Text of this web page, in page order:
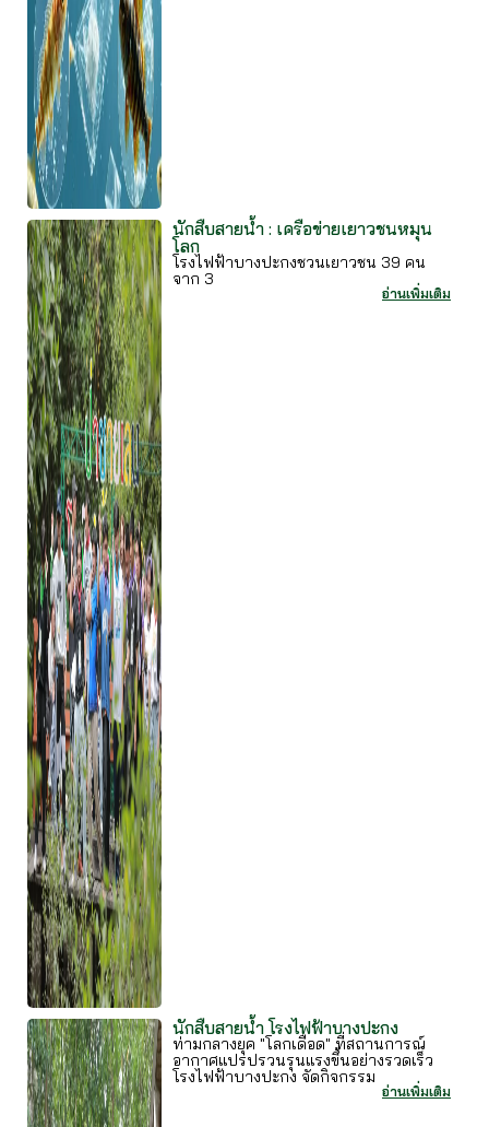
นักสืบสายน้ำ : เครือข่ายเยาวชนหมุน
โลก
โรงไฟฟ้าบางปะกงชวนเยาวชน 39 คน
จาก 3
อ่านเพิ่มเติม
นักสืบสายน้ำ โรงไฟฟ้าบางปะกง
ท่ามกลางยุค "โลกเดือด" ที่สถานการณ์
อากาศแปรปรวนรุนแรงขึ้นอย่างรวดเร็ว
โรงไฟฟ้าบางปะกง จัดกิจกรรม
อ่านเพิ่มเติม